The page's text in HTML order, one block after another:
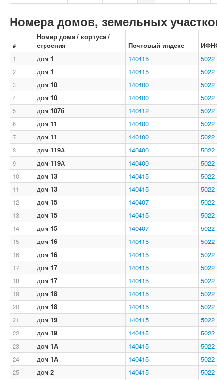
Номера домов, земельных
#
Номер дома / корпуса /
строения
Почтовый индекс
1
дом 1 140415
5022
2
дом 1 140415
5022
3
дом 10 140400
5022
4
дом 10 140400
5022
5
дом 107б 140412
5022
6
дом 11 140400
5022
7
дом 11 140400
5022
8
дом 119А 140400
5022
9
дом 119А 140400
5022
10
дом 13 140415
5022
11
дом 13 140415
5022
12
дом 15 140407
5022
13
дом 15 140415
5022
14
дом 15 140407
5022
15
дом 16 140415
5022
16
дом 16 140415
5022
17
дом 17 140415
5022
18
дом 17 140415
5022
19
дом 18 140415
5022
20
дом 18 140415
5022
21
дом 19 140415
5022
22
дом 19 140415
5022
23
дом 1А 140415
5022
24
дом 1А 140415
5022
25
дом 2 140415
5022